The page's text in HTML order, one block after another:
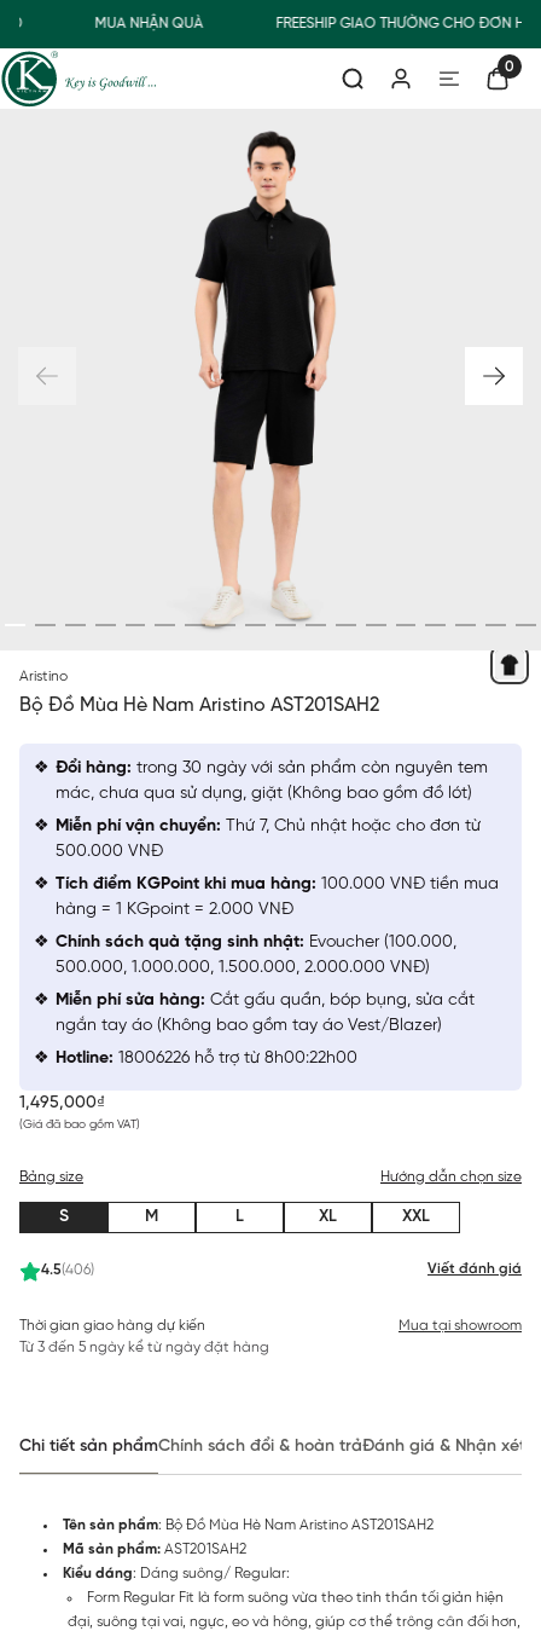
MUA NHẬN QUÀ FREESHIP GIAO THƯỜNG CHO ĐƠN
0
Aristino
Bộ Đồ Mùa Hè Nam Aristino AST201SAH2
1,495,000₫
(Giá đã bao gồm VAT)
4.5(406) Viết đánh giá
Bảng size Hướng dẫn chọn size
S M L XL XXL
Thời gian giao hàng dự kiến
Từ 3 đến 5 ngày kể từ ngày đặt hàng
Mua tại showroom
Đổi hàng: trong 30 ngày với sản phẩm còn nguyên tem
mác, chưa qua sử dụng, giặt (Không bao gồm đồ lót)
Miễn phí vận chuyển: Thứ 7, Chủ nhật hoặc cho đơn từ
500.000 VNĐ
Tích điểm KGPoint khi mua hàng: 100.000 VNĐ tiền mua
hàng = 1 KGpoint = 2.000 VNĐ
Chính sách quà tặng sinh nhật: Evoucher (100.000,
500.000, 1.000.000, 1.500.000, 2.000.000 VNĐ)
Miễn phí sửa hàng: Cắt gấu quần, bóp bụng, sửa cắt
ngắn tay áo (Không bao gồm tay áo Vest/Blazer)
Hotline: 18006226 hỗ trợ từ 8h00:22h00
Chi tiết sản phẩmChính sách đổi & hoàn trảĐánh giá & Nhận xét
Tên sản phẩm: Bộ Đồ Mùa Hè Nam Aristino AST201SAH2
Mã sản phẩm: AST201SAH2
Kiểu dáng: Dáng suông/ Regular:
Form Regular Fit là form suông vừa theo tinh thần tối giản hiện
đại, suông tại vai, ngực, eo và hông, giúp cơ thể trông cân đối hơn,